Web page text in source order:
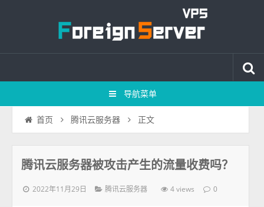
导航菜单
首页 腾讯云服务器 正文
腾讯云服务器被攻击产生的流量收费吗？
2022年11月29日 腾讯云服务器 4 views 0